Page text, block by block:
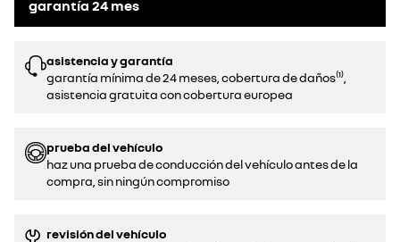
garantía 24 mes
asistencia y garantía
garantía mínima de 24 meses, cobertura de daños⁽¹⁾,
asistencia gratuita con cobertura europea
prueba del vehículo
haz una prueba de conducción del vehículo antes de la
compra, sin ningún compromiso
revisión del vehículo